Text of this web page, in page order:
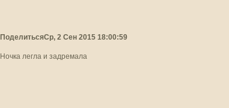
ПоделитьсяСр, 2 Сен 2015 18:00:59
Ночка легла и задремала